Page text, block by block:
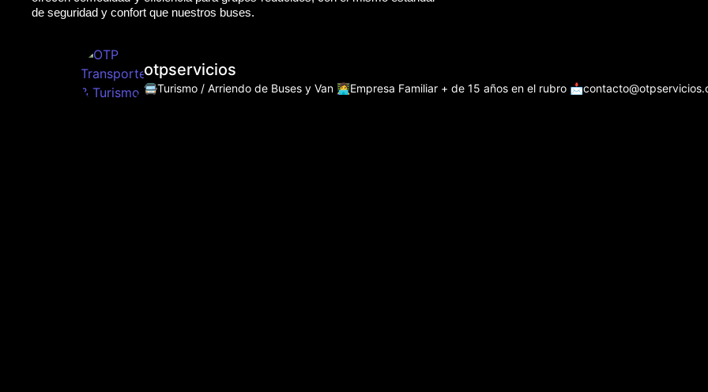
de seguridad y confort que nuestros buses.
otpservicios
🚍Turismo / Arriendo de Buses y Van 👩‍💻Empresa Familiar + de 15 años en el rubro